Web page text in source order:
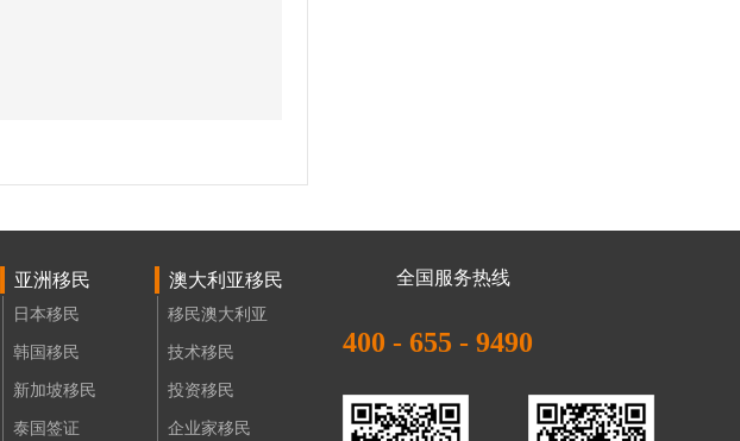
亚洲移民
日本移民
韩国移民
新加坡移民
泰国签证
澳大利亚移民
移民澳大利亚
技术移民
投资移民
企业家移民
全国服务热线
400 - 655 - 9490